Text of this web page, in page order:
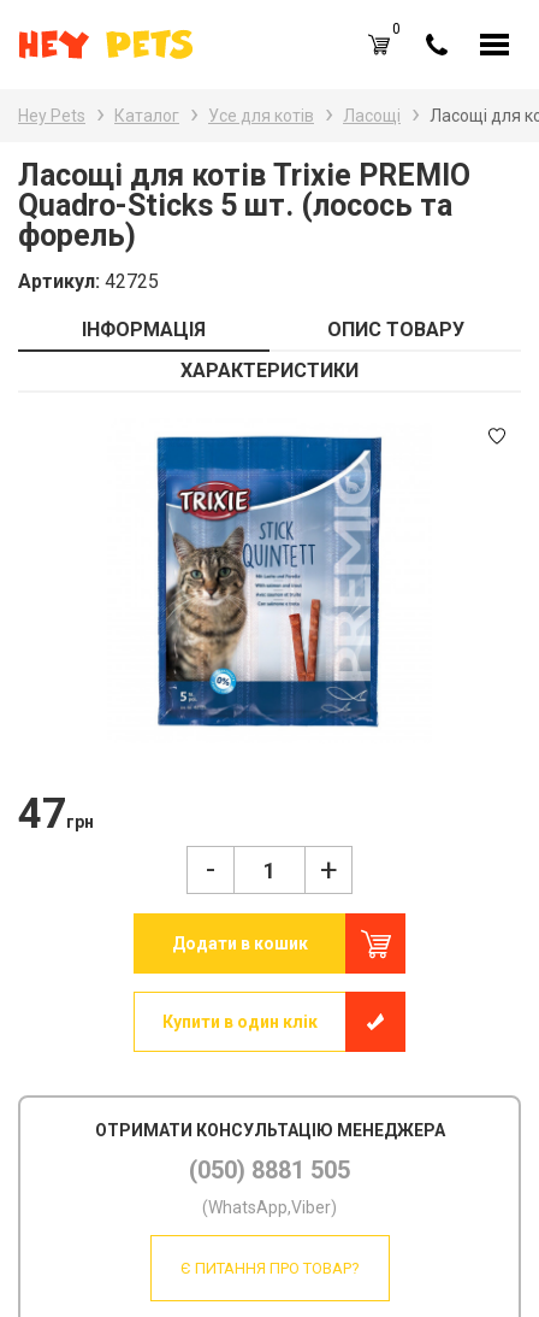
RU
UA
Каталог товарів
Вхід /Реєстрація
Обране (
Оплата і доставка
0
Hey Pets Каталог Усе для котів Ласощі Ласощі для
Ласощі для котів Trixie PREMIO
Quadro-Sticks 5 шт. (лосось та
форель)
Артикул: 42725
ІНФОРМАЦІЯ
ОПИС ТОВАРУ
ХАРАКТЕРИСТИКИ
47грн
- +
Додати в кошик
Купити в один клік
ОТРИМАТИ КОНСУЛЬТАЦІЮ МЕНЕДЖЕРА
(050) 8881 505
(WhatsApp,Viber)
Є ПИТАННЯ ПРО ТОВАР?